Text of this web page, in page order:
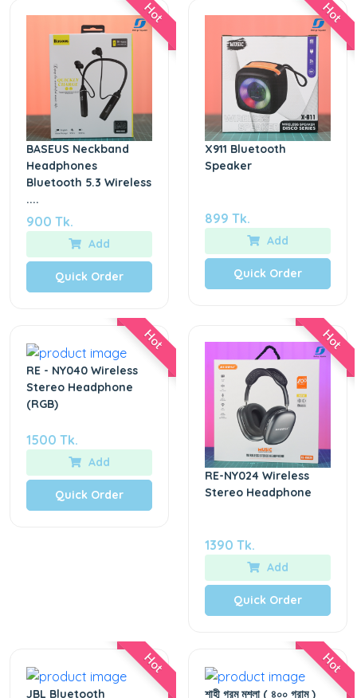
Hot
BASEUS Neckband
Headphones
Bluetooth 5.3 Wireless
....
900 Tk.
Add
Quick Order
Hot
X911 Bluetooth
Speaker
899 Tk.
Add
Quick Order
Hot
RE - NY040 Wireless
Stereo Headphone
(RGB)
1500 Tk.
Add
Quick Order
Hot
RE-NY024 Wireless
Stereo Headphone
1390 Tk.
Add
Quick Order
Hot
JBL Bluetooth
Hot
শাহী গরম মশলা ( ৪০০ গ্রাম )